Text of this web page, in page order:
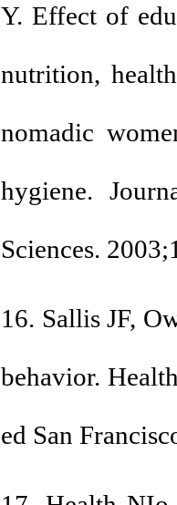
Y. Effect of
nutrition,
nomadic
hygiene.
Sciences.
16. Sallis JF,
behavior.
ed San